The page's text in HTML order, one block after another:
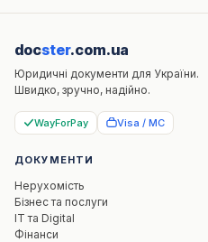
docster.com.ua
Юридичні документи для України.
Швидко, зручно, надійно.
WayForPay Visa / MC
ДОКУМЕНТИ
Нерухомість
Бізнес та послуги
IT та Digital
Фінанси